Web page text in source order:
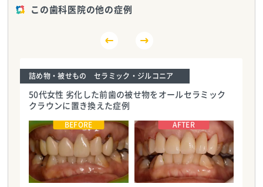
この歯科医院の他の症例
詰め物・被せもの セラミック・ジルコニア
50代女性 劣化した前歯の被せ物をオールセラミック
クラウンに置き換えた症例
十日市場ファミリー歯科
TEL:0455118789
十日市場ファミリー歯科
TEL:0455118789